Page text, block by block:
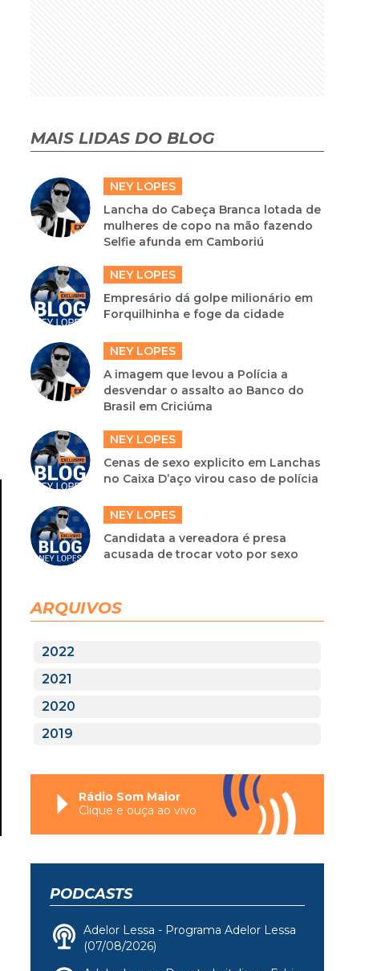
MAIS LIDAS DO BLOG
NEY LOPES
Lancha do Cabeça Branca lotada de
mulheres de copo na mão fazendo
Selfie afunda em Camboriú
NEY LOPES
Empresário dá golpe milionário em
Forquilhinha e foge da cidade
NEY LOPES
A imagem que levou a Polícia a
desvendar o assalto ao Banco do
Brasil em Criciúma
NEY LOPES
Cenas de sexo explicito em Lanchas
no Caixa D’aço virou caso de polícia
NEY LOPES
Candidata a vereadora é presa
acusada de trocar voto por sexo
ARQUIVOS
2022
2021
2020
2019
Rádio Som Maior
Clique e ouça ao vivo
PODCASTS
Adelor Lessa - Programa Adelor Lessa
(07/08/2026)